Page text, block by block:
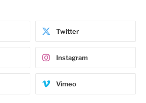
Twitter
Instagram
Vimeo